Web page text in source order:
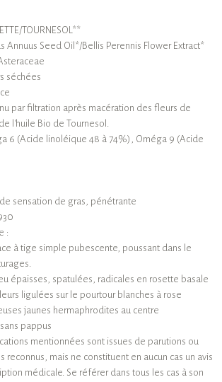
TOURNESOL**
Annuus Seed Oil*/Bellis Perennis Flower Extract*
séchées
par filtration après macération des fleurs de
l'huile Bio de Tournesol.
6 (Acide linoléique 48 à 74%), Oméga 9 (Acide
sensation de gras, pénétrante
:
à tige simple pubescente, poussant dans le
épaisses, spatulées, radicales en rosette basale
ligulées sur le pourtour blanches à rose
jaunes hermaphrodites au centre
pappus
mentionnées sont issues de parutions ou
reconnus, mais ne constituent en aucun cas un avis
médicale. Se référer dans tous les cas à son